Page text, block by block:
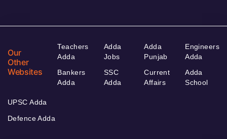
Our
Other
Websites
Teachers
Adda
Bankers
Adda
Adda
Jobs
SSC
Adda
Adda
Punjab
Current
Affairs
Engineers
Adda
Adda
School
UPSC Adda
Defence Adda